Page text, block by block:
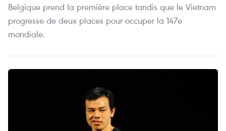
Belgique prend la première place tandis que le Vietnam
progresse de deux places pour occuper la 147e
mondiale.